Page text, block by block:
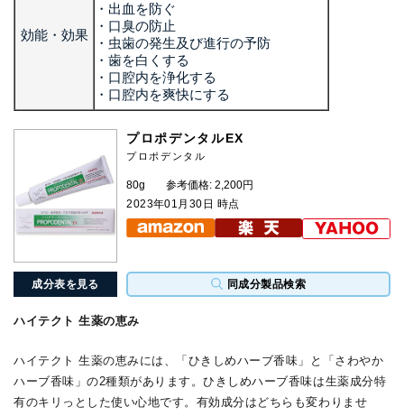
効能・効果
・出血を防ぐ
・口臭の防止
・虫歯の発生及び進行の予防
・歯を白くする
・口腔内を浄化する
・口腔内を爽快にする
成分表を見る 同成分製品検索
プロポデンタルEX
プロポデンタル
80g
参考価格: 2,200円
2023年01月30日 時点
ハイテクト 生薬の恵み
ハイテクト 生薬の恵みには、「ひきしめハーブ香味」と「さわやか
ハーブ香味」の2種類があります。ひきしめハーブ香味は生薬成分特
有のキリっとした使い心地です。有効成分はどちらも変わりませ